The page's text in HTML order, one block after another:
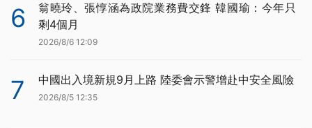
6
翁曉玲、張惇涵為政院業務費交鋒 韓國瑜：今年只
剩4個月
2026/8/6 12:09
7 中國出入境新規9月上路 陸委會示警增赴中安全風險
2026/8/5 12:35